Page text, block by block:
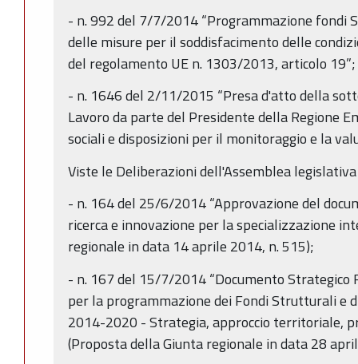
- n. 992 del 7/7/2014 “Programmazione fondi
delle misure per il soddisfacimento delle
del regolamento UE n. 1303/2013, articolo 19”;
- n. 1646 del 2/11/2015 “Presa d'atto della
Lavoro da parte del Presidente della Regione
sociali e disposizioni per il monitoraggio e la
Viste le Deliberazioni dell'Assemblea
- n. 164 del 25/6/2014 “Approvazione del
ricerca e innovazione per la specializzazione
regionale in data 14 aprile 2014, n. 515);
- n. 167 del 15/7/2014 “Documento Strategico
per la programmazione dei Fondi Strutturali e
2014-2020 - Strategia, approccio territoriale,
(Proposta della Giunta regionale in data 28